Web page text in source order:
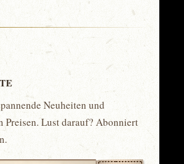
Neuheiten und
Preisen. Lust darauf? Abonniert